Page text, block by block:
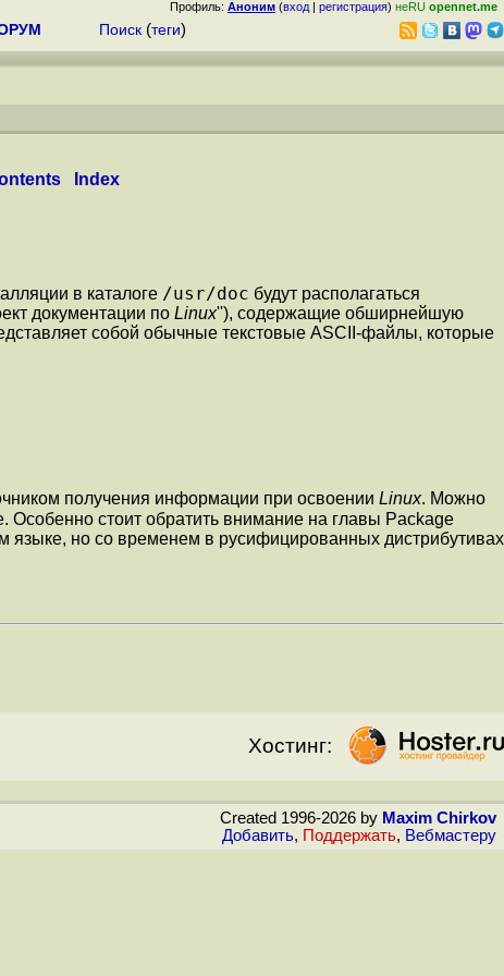
Профиль: Аноним (вход | регистрация) неRU opennet.me
Поиск (теги)
Index
в каталоге /usr/doc будут располагаться
документации по Linux''), содержащие обширнейшую
собой обычные текстовые ASCII-файлы, которые
получения информации при освоении Linux. Можно
Особенно стоит обратить внимание на главы Package
языке, но со временем в русифицированных дистрибутивах
Хостинг:
Created 1996-2026 by Maxim Chirkov
Добавить, Поддержать, Вебмастеру